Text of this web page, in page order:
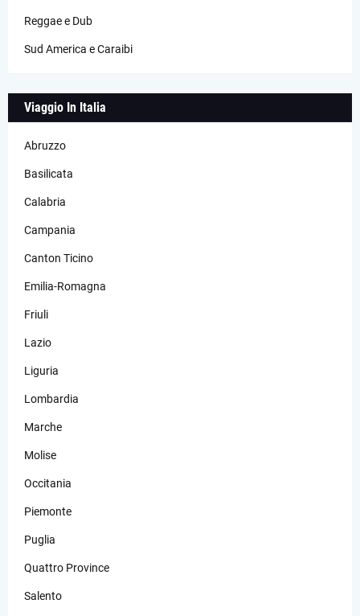
Reggae e Dub
Sud America e Caraibi
Viaggio In Italia
Abruzzo
Basilicata
Calabria
Campania
Canton Ticino
Emilia-Romagna
Friuli
Lazio
Liguria
Lombardia
Marche
Molise
Occitania
Piemonte
Puglia
Quattro Province
Salento